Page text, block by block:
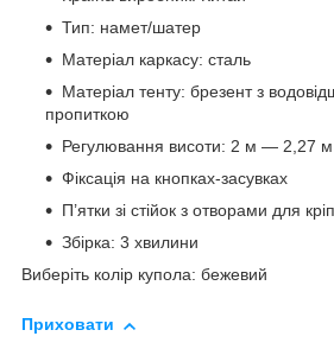
Тип: намет/шатер
Матеріал каркасу: сталь
Матеріал тенту: брезент з
пропиткою
Регулювання висоти: 2 м — 2,27 м
Фіксація на кнопках-засувках
П’ятки зі стійок з отворами для
Збірка: 3 хвилини
Виберіть колір купола: бежевий
Приховати